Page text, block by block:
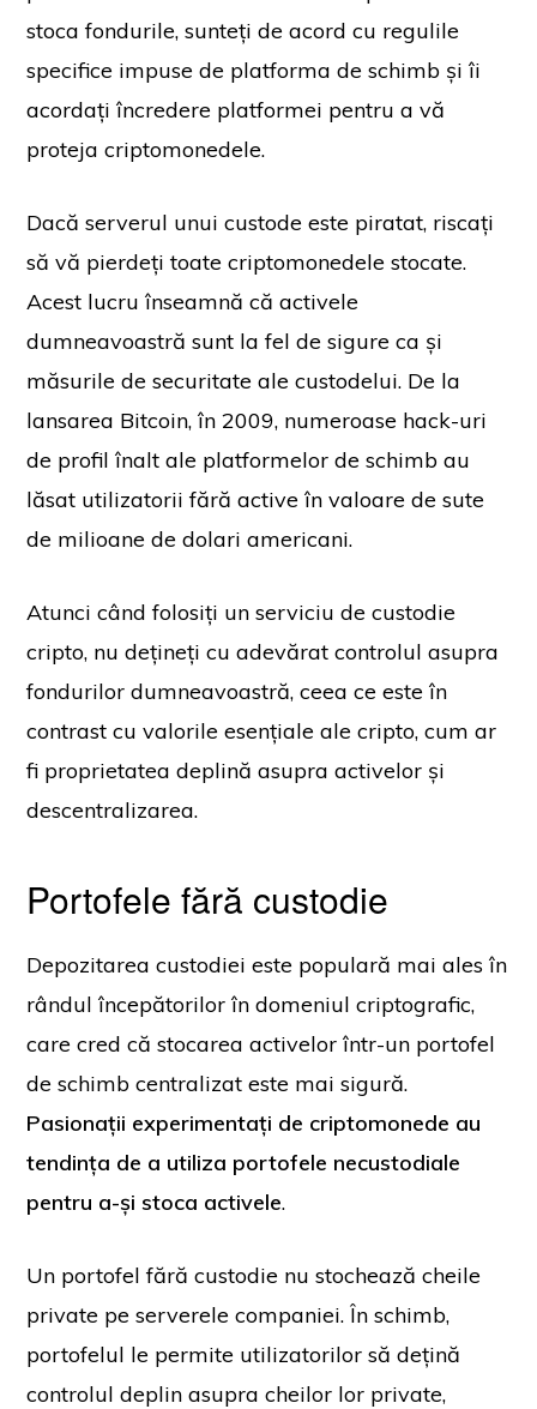
stoca fondurile, sunteți de acord cu regulile
specifice impuse de platforma de schimb și îi
acordați încredere platformei pentru a vă
proteja criptomonedele.
Dacă serverul unui custode este piratat, riscați
să vă pierdeți toate criptomonedele stocate.
Acest lucru înseamnă că activele
dumneavoastră sunt la fel de sigure ca și
măsurile de securitate ale custodelui. De la
lansarea Bitcoin, în 2009, numeroase hack-uri
de profil înalt ale platformelor de schimb au
lăsat utilizatorii fără active în valoare de sute
de milioane de dolari americani.
Atunci când folosiți un serviciu de custodie
cripto, nu dețineți cu adevărat controlul asupra
fondurilor dumneavoastră, ceea ce este în
contrast cu valorile esențiale ale cripto, cum ar
fi proprietatea deplină asupra activelor și
descentralizarea.
Portofele fără custodie
Depozitarea custodiei este populară mai ales în
rândul începătorilor în domeniul criptografic,
care cred că stocarea activelor într-un portofel
de schimb centralizat este mai sigură.
Pasionații experimentați de criptomonede au
tendința de a utiliza portofele necustodiale
pentru a-și stoca activele.
Un portofel fără custodie nu stochează cheile
private pe serverele companiei. În schimb,
portofelul le permite utilizatorilor să dețină
controlul deplin asupra cheilor lor private,